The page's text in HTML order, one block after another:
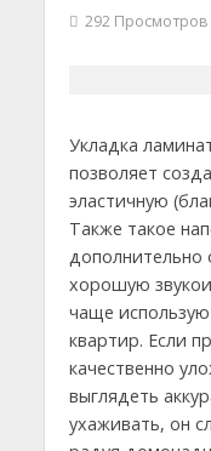
292 Просмотров
Укладка
позволяет
эластичную
Также такое
дополнительно
хорошую
чаще
квартир. Если
качественно
выглядеть
ухаживать, он